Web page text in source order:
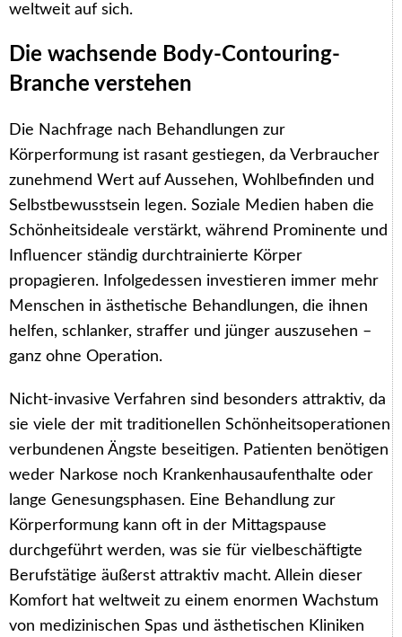
weltweit auf sich.
Die wachsende Body-Contouring-
Branche verstehen
Die Nachfrage nach Behandlungen zur
Körperformung ist rasant gestiegen, da Verbraucher
zunehmend Wert auf Aussehen, Wohlbefinden und
Selbstbewusstsein legen. Soziale Medien haben die
Schönheitsideale verstärkt, während Prominente und
Influencer ständig durchtrainierte Körper
propagieren. Infolgedessen investieren immer mehr
Menschen in ästhetische Behandlungen, die ihnen
helfen, schlanker, straffer und jünger auszusehen –
ganz ohne Operation.
Nicht-invasive Verfahren sind besonders attraktiv, da
sie viele der mit traditionellen Schönheitsoperationen
verbundenen Ängste beseitigen. Patienten benötigen
weder Narkose noch Krankenhausaufenthalte oder
lange Genesungsphasen. Eine Behandlung zur
Körperformung kann oft in der Mittagspause
durchgeführt werden, was sie für vielbeschäftigte
Berufstätige äußerst attraktiv macht. Allein dieser
Komfort hat weltweit zu einem enormen Wachstum
von medizinischen Spas und ästhetischen Kliniken